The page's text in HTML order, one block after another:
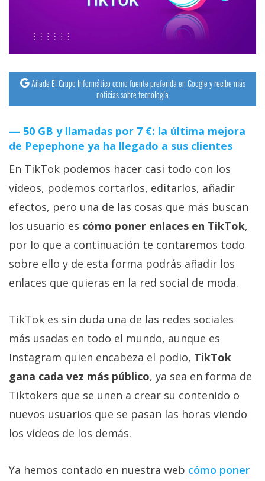
Operadores
Trucos
Tutoriales
Ciberseguridad
Sistemas
operativos
Profesional
+
Más
temas
Sorteos
Foros
Contacto
Sobre
nosotros
Publicidad
Añade El Grupo Informático como fuente preferida en Google y recibe más
noticias sobre tecnología
50 GB y llamadas por 7 €: la última mejora
de Pepephone ya ha llegado a sus clientes
En TikTok podemos hacer casi todo con los
vídeos, podemos cortarlos, editarlos, añadir
efectos, pero una de las cosas que más buscan
los usuario es cómo poner enlaces en TikTok,
por lo que a continuación te contaremos todo
sobre ello y de esta forma podrás añadir los
enlaces que quieras en la red social de moda.
TikTok es sin duda una de las redes sociales
más usadas en todo el mundo, aunque es
Instagram quien encabeza el podio, TikTok
gana cada vez más público, ya sea en forma de
Tiktokers que se unen a crear su contenido o
nuevos usuarios que se pasan las horas viendo
los vídeos de los demás.
Ya hemos contado en nuestra web cómo poner